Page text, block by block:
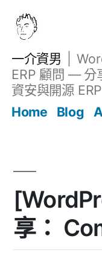
一介資男
ERP 顧問 — 分
資安與開源
Home
Blog
享：
文章